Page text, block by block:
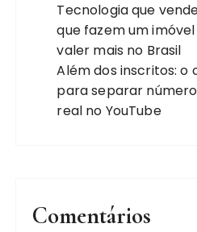
Tecnologia que
que fazem um
valer mais no Brasil
Além dos inscritos: o
para separar
real no YouTube
Comentários